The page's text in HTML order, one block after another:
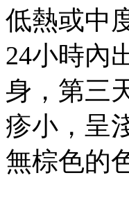
低熱或中
24小時內
身，第三
疹小，呈
無棕色的